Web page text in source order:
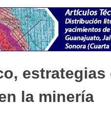
estrategias
la minería